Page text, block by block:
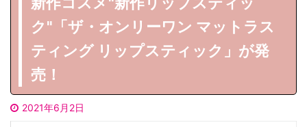
ク"「ザ・オンリーワン マットラス
ティング リップスティック」が発
売！
2021年6月2日